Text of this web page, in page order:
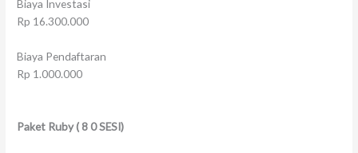
Biaya Investasi
Rp 16.300.000
Biaya Pendaftaran
Rp 1.000.000
Paket Ruby( 80 SESI)